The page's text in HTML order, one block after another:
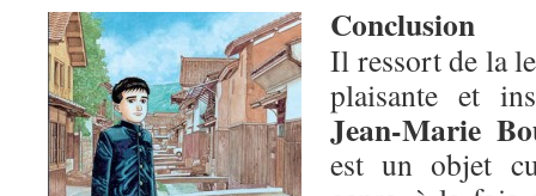
Conclusion
Il ressort de la
plaisante et
Jean-Marie
est un objet